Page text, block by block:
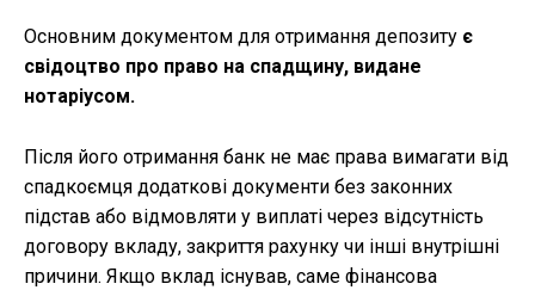
Основним документом для отримання депозиту є
свідоцтво про право на спадщину, видане
нотаріусом.
Після його отримання банк не має права вимагати від
спадкоємця додаткові документи без законних
підстав або відмовляти у виплаті через відсутність
договору вкладу, закриття рахунку чи інші внутрішні
причини. Якщо вклад існував, саме фінансова